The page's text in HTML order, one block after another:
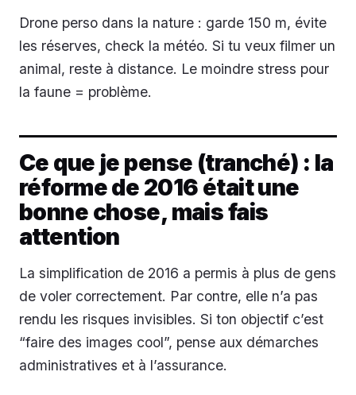
Drone perso dans la nature : garde 150 m, évite
les réserves, check la météo. Si tu veux filmer un
animal, reste à distance. Le moindre stress pour
la faune = problème.
Ce que je pense (tranché) : la
réforme de 2016 était une
bonne chose, mais fais
attention
La simplification de 2016 a permis à plus de gens
de voler correctement. Par contre, elle n’a pas
rendu les risques invisibles. Si ton objectif c’est
“faire des images cool”, pense aux démarches
administratives et à l’assurance.